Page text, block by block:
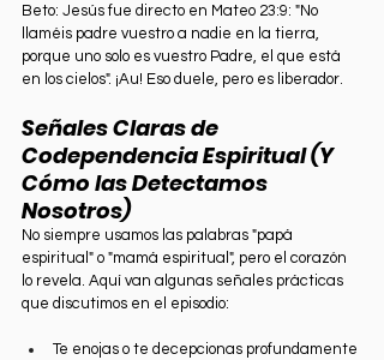
Beto: Jesús fue directo en Mateo 23:9: "No
llaméis padre vuestro a nadie en la tierra,
porque uno solo es vuestro Padre, el que está
en los cielos". ¡Au! Eso duele, pero es liberador.
Señales Claras de
Codependencia Espiritual (Y
Cómo las Detectamos
Nosotros)
No siempre usamos las palabras "papá
espiritual" o "mamá espiritual", pero el corazón
lo revela. Aquí van algunas señales prácticas
que discutimos en el episodio:
Te enojas o te decepcionas profundamente